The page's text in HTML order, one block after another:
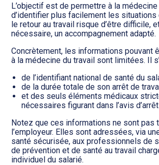
L’objectif est de permettre à la
d’identifier plus facilement les
le retour au travail risque d’être difficile,
nécessaire, un accompagnement adapté.
Concrètement, les informations pouvant
à la médecine du travail sont limitées. Il
de l’identifiant national de santé du
de la durée totale de son arrêt de
et des seuls éléments médicaux
nécessaires figurant dans l’avis
Notez que ces informations ne sont pas
l’employeur. Elles sont adressées, via
santé sécurisée, aux professionnels de
de prévention et de santé au travail
individuel du salarié.